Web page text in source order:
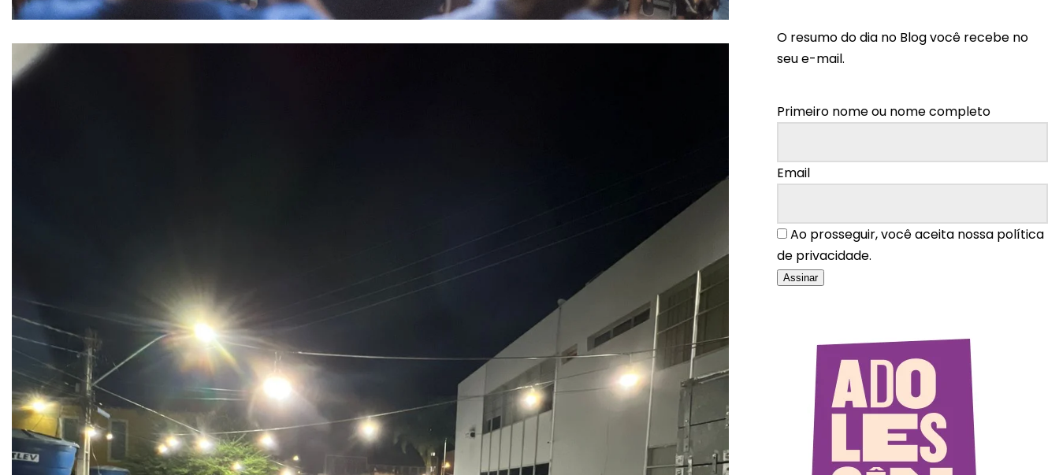
O resumo do dia no Blog você recebe no
seu e-mail.
Primeiro nome ou nome completo
Email
Ao prosseguir, você aceita nossa política
de privacidade.